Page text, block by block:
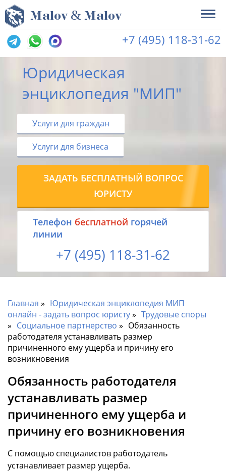
Malov & Malov
+7 (495) 118-31-62
Юридическая
энциклопедия "МИП"
Услуги для граждан
Услуги для бизнеса
ЗАДАТЬ БЕСПЛАТНЫЙ ВОПРОС
ЮРИСТУ
Tелефон бесплатной горячей
линии
+7 (495) 118-31-62
Главная
Юридическая энциклопедия МИП
онлайн - задать вопрос юристу
Трудовые споры
Социальное партнерство
Обязанность
работодателя устанавливать размер
причиненного ему ущерба и причину его
возникновения
Обязанность работодателя
устанавливать размер
причиненного ему ущерба и
причину его возникновения
С помощью специалистов работодатель
устанавливает размер ущерба.